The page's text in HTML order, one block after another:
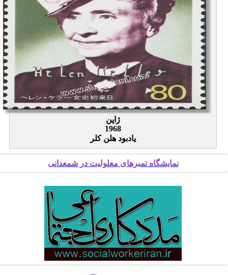
ژاپن
1968
یادبود هلن کلر
نمایشگاه تمبرهای معلولیت در شمعدانی